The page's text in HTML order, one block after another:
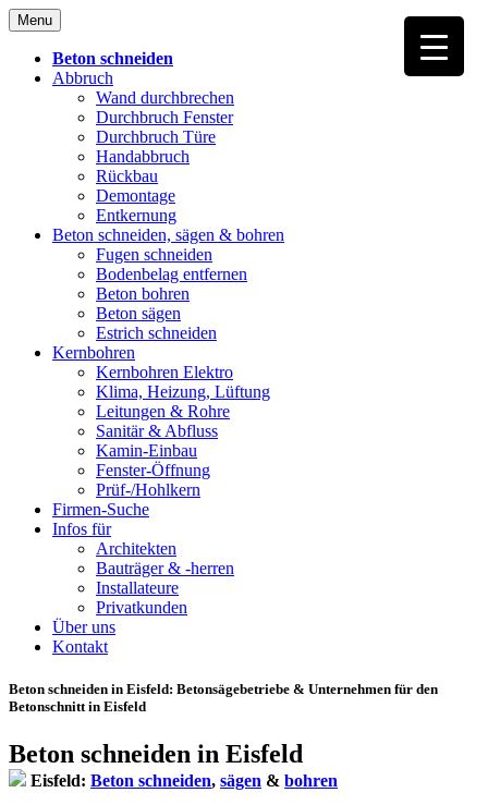
Skip
to
content
Menu
Beton schneiden
Abbruch
Wand durchbrechen
Durchbruch Fenster
Durchbruch Türe
Handabbruch
Rückbau
Demontage
Entkernung
Beton schneiden, sägen & bohren
Fugen schneiden
Bodenbelag entfernen
Beton bohren
Beton sägen
Estrich schneiden
Kernbohren
Kernbohren Elektro
Klima, Heizung, Lüftung
Leitungen & Rohre
Sanitär & Abfluss
Kamin-Einbau
Fenster-Öffnung
Prüf-/Hohlkern
Firmen-Suche
Infos für
Architekten
Bauträger & -herren
Installateure
Privatkunden
Über uns
Kontakt
Beton schneiden in Eisfeld: Betonsägebetriebe & Unternehmen für den
Betonschnitt in Eisfeld
Beton schneiden in Eisfeld
Eisfeld: Beton schneiden, sägen & bohren